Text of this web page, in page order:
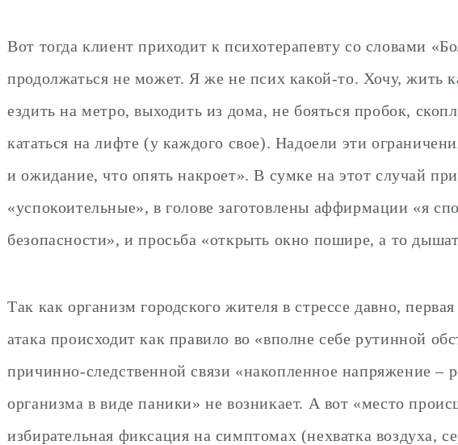
Вот тогда клиент приходит к психотерапевту со словами
продолжаться не может. Я же не псих какой-то. Хочу, жить
ездить на метро, выходить из дома, не бояться пробок,
кататься на лифте (у каждого свое). Надоели эти
и ожидание, что опять накроет». В сумке на этот случай
«успокоительные», в голове заготовлены аффирмации «я
безопасности», и просьба «открыть окно пошире, а то
Так как организм городского жителя в стрессе давно,
атака происходит как правило во «вполне себе рутинной
причинно-следственной связи «накопленное напряжение –
организма в виде паники» не возникает. А вот «место
избирательная фиксация на симптомах (нехватка воздуха,